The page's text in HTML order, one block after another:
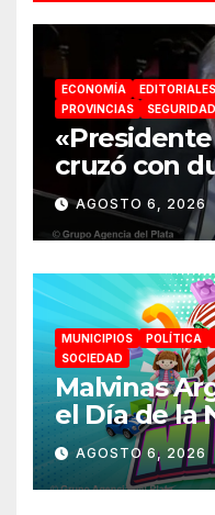
ECONOMÍA EDITORIALES
PROVINCIAS
SEGURIDAD
cruzó con
advirtió
político por
Patria
AGOSTO 6, 2026
MUNICIPIOS POLÍTICA
SOCIEDAD
Malvinas
el Día de la
jornadas de
para toda
AGOSTO 6, 2026